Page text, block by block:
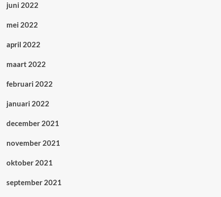
juni 2022
mei 2022
april 2022
maart 2022
februari 2022
januari 2022
december 2021
november 2021
oktober 2021
september 2021